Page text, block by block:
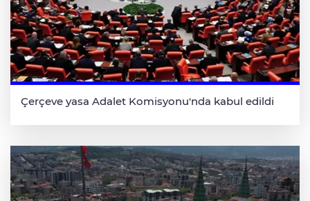
Çerçeve yasa Adalet Komisyonu'nda kabul edildi